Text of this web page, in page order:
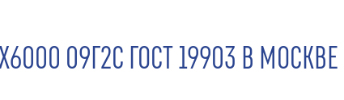
09Г2С ГОСТ 19903 В МОСКВЕ